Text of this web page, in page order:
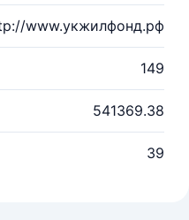
www.укжилфонд.рф
149
541369.38
39